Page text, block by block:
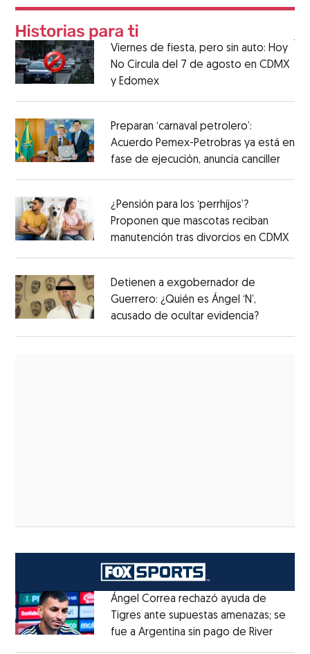
Viernes de fiesta, pero sin auto: Hoy
No Circula del 7 de agosto en CDMX
y Edomex
Preparan ‘carnaval petrolero’:
Acuerdo Pemex-Petrobras ya está en
fase de ejecución, anuncia canciller
¿Pensión para los ‘perrhijos’?
Proponen que mascotas reciban
manutención tras divorcios en CDMX
Detienen a exgobernador de
Guerrero: ¿Quién es Ángel ‘N’,
acusado de ocultar evidencia?
Ángel Correa rechazó ayuda de
Tigres ante supuestas amenazas; se
fue a Argentina sin pago de RiverOpens